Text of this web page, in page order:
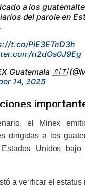
a los
del parole en
t.co/PiE3ETnD3h
n2dOs0J9Eg
Guatemala 🇬🇹
14, 2025
el Minex
dirigidas a los
Unidos bajo
a verificar el estatus